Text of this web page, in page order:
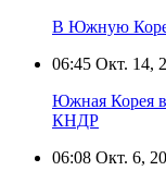
В Южную
06:45 Окт. 14,
Южная Корея
КНДР
06:08 Окт. 6,